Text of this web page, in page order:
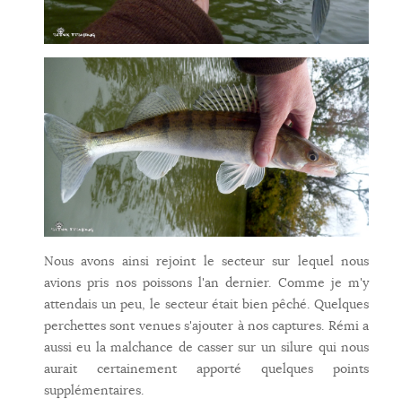
Nous avons ainsi rejoint le secteur sur lequel nous
avions pris nos poissons l'an dernier. Comme je m'y
attendais un peu, le secteur était bien pêché. Quelques
perchettes sont venues s'ajouter à nos captures. Rémi a
aussi eu la malchance de casser sur un silure qui nous
aurait certainement apporté quelques points
supplémentaires.